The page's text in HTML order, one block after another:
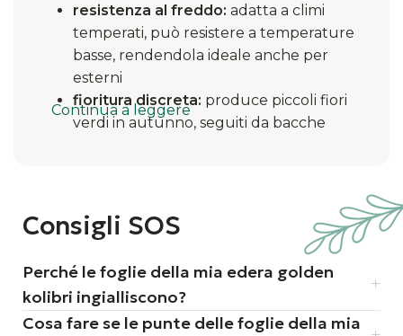
resistenza al freddo: adatta a climi
temperati, può resistere a temperature
basse, rendendola ideale anche per
esterni
fioritura discreta: produce piccoli fiori
verdi in autunno, seguiti da bacche
fedeltà per la sua capacità di
aggrapparsi saldamente ai supporti.
Continua a leggere
Consigli SOS
Perché le foglie della mia edera golden
kolibri ingialliscono?
Cosa fare se le punte delle foglie della mia